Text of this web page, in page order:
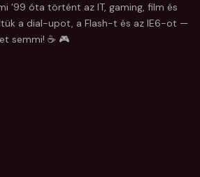
'99 óta történt az IT, gaming, film és
a dial-upot, a Flash-t és az IE6-ot —
semmi! ☕ 🎮